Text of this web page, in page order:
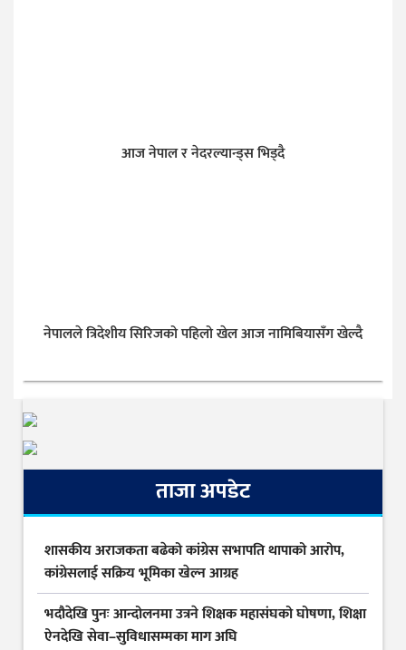
आज नेपाल र नेदरल्यान्ड्स भिड्दै
नेपालले त्रिदेशीय सिरिजको पहिलो खेल आज नामिबियासँग खेल्दै
ताजा अपडेट
शासकीय अराजकता बढेको कांग्रेस सभापति थापाको आरोप,
कांग्रेसलाई सक्रिय भूमिका खेल्न आग्रह
भदौदेखि पुनः आन्दोलनमा उत्रने शिक्षक महासंघको घोषणा, शिक्षा
ऐनदेखि सेवा–सुविधासम्मका माग अघि